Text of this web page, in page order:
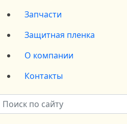
Запчасти
Защитная пленка
О компании
Контакты